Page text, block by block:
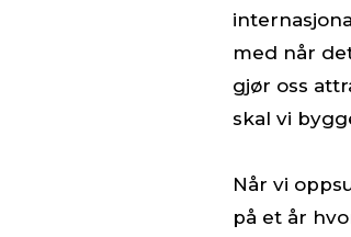
med når
gjør oss
skal vi
Når vi
på et år